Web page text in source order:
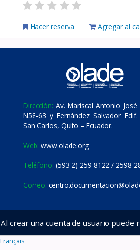
Hacer reserva Agregar al
Dirección: Av. Mariscal Antonio José
N58-63 y Fernández Salvador
San Carlos, Quito – Ecuador.
Web: www.olade.org
Teléfono: (593 2) 259 8122 / 2598
Correo:
Al crear una cuenta de usuario
Français